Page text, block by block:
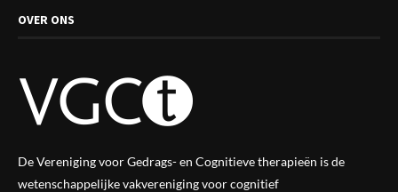
OVER ONS
De Vereniging voor Gedrags- en Cognitieve therapieën is de
wetenschappelijke vakverenigingvoor cognitief